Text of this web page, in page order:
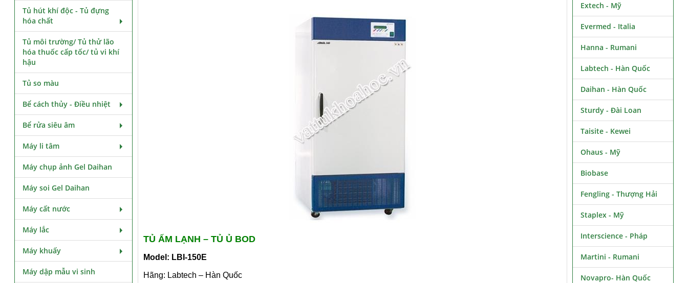
TỦ ẤM LẠNH – TỦ Ủ BOD
Model: LBI-150E
Hãng: Labtech – Hàn Quốc
Tủ hút khí độc - Tủ đựng
hóa chất
Tủ môi trường/ Tủ thử lão
hóa thuốc cấp tốc/ tủ vi khí
hậu
Tủ so màu
Bể cách thủy - Điều nhiệt
Bể rửa siêu âm
Máy li tâm
Máy chụp ảnh Gel Daihan
Máy soi Gel Daihan
Máy cất nước
Máy lắc
Máy khuấy
Máy dập mẫu vi sinh
Extech - Mỹ
Evermed - Italia
Hanna - Rumani
Labtech - Hàn Quốc
Daihan - Hàn Quốc
Sturdy - Đài Loan
Taisite - Kewei
Ohaus - Mỹ
Biobase
Fengling - Thượng Hải
Staplex - Mỹ
Interscience - Pháp
Martini - Rumani
Novapro- Hàn Quốc